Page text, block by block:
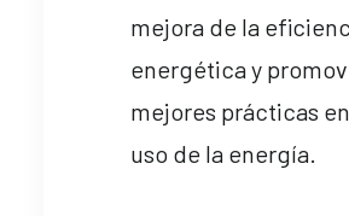
mejora de la
energética y
mejores prácticas
uso de la energía.